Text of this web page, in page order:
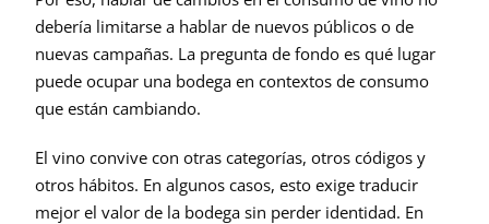
debería limitarse a hablar de nuevos públicos o de
nuevas campañas. La pregunta de fondo es qué lugar
puede ocupar una bodega en contextos de consumo
que están cambiando.
El vino convive con otras categorías, otros códigos y
otros hábitos. En algunos casos, esto exige traducir
mejor el valor de la bodega sin perder identidad. En